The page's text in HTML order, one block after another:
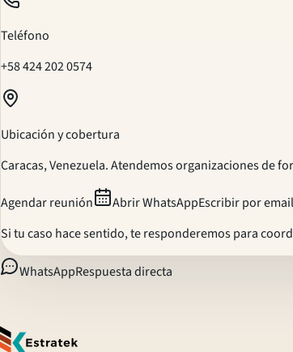
Teléfono
+58 424 202 0574
Ubicación y cobertura
Caracas, Venezuela. Atendemos organizaciones de
Agendar reunión Abrir WhatsAppEscribir por email
Si tu caso hace sentido, te responderemos para
WhatsAppRespuesta directa